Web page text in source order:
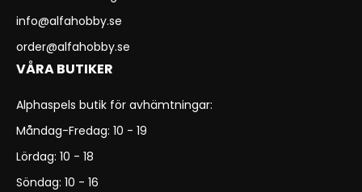
info@alfahobby.se
order@alfahobby.se
VÅRA BUTIKER
Alphaspels butik för avhämtningar:
Måndag-Fredag: 10 - 19
Lördag: 10 - 18
Söndag: 10 - 16